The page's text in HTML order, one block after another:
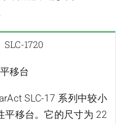
SLC-1720
移台
SLC-17 系列中较小
平移台。它的尺寸为 22